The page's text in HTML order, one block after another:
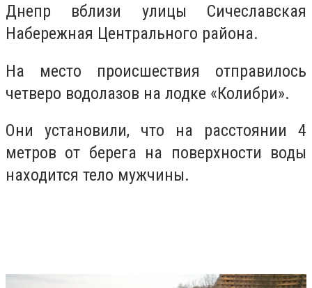
Днепр вблизи улицы Сичеславская
Набережная Центрального района.
На место происшествия отправилось
четверо водолазов на лодке «Колибри».
Они установили, что на расстоянии 4
метров от берега на поверхности воды
находится тело мужчины.